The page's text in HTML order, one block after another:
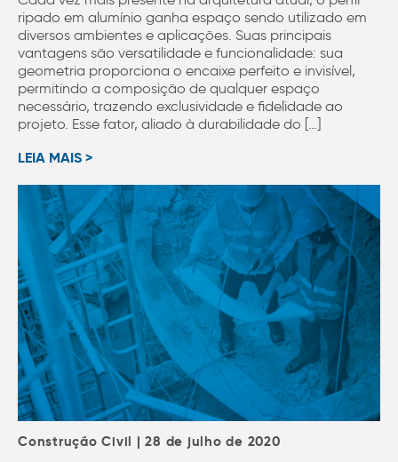
ripado em alumínio ganha espaço sendo utilizado em
diversos ambientes e aplicações. Suas principais
vantagens são versatilidade e funcionalidade: sua
geometria proporciona o encaixe perfeito e invisível,
permitindo a composição de qualquer espaço
necessário, trazendo exclusividade e fidelidade ao
projeto. Esse fator, aliado à durabilidade do […]
LEIA MAIS >
Construção Civil | 28 de julho de 2020